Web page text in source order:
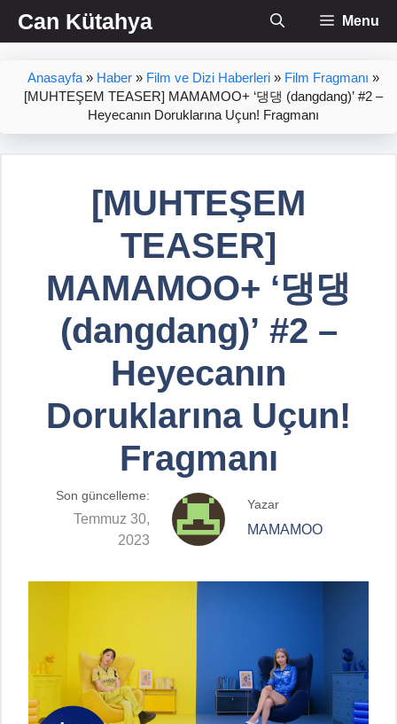
İçeriğe
atlaCan Kütahya Menu
Anasayfa» Haber» Film ve Dizi Haberleri» Film Fragmanı »
[MUHTEŞEM TEASER] MAMAMOO+ ‘댕댕 (dangdang)’ #2 –
Heyecanın Doruklarına Uçun! Fragmanı
[MUHTEŞEM
TEASER]
MAMAMOO+ ‘댕댕
(dangdang)’ #2 –
Heyecanın
Doruklarına Uçun!
Fragmanı
Son güncelleme:
Temmuz 30,
2023
Yazar
MAMAMOO